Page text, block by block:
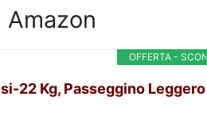
OFFERTA -
22 Kg, Passeggino